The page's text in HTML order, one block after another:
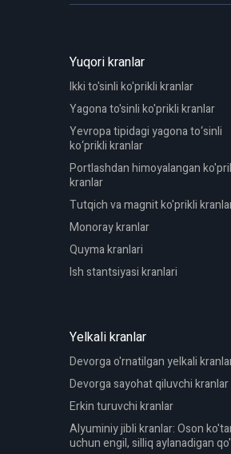
Yuqori kranlar
Ikki to'sinli ko'prikli kranlar
Yagona to'sinli ko'prikli kranlar
Yevropa tipidagi yagona to‘sinli
ko‘prikli kranlar
Portlashdan himoyalangan
kranlar
Tutqich va magnit ko'prikli
Monoray kranlar
Quyma kranlari
Ish stantsiyasi kranlari
Yelkali kranlar
Devorga o'rnatilgan yelkali
Devorga sayohat qiluvchi kranlar
Erkin turuvchi kranlar
Alyuminiy jibli kranlar: Oson
uchun engil, silliq aylanadigan